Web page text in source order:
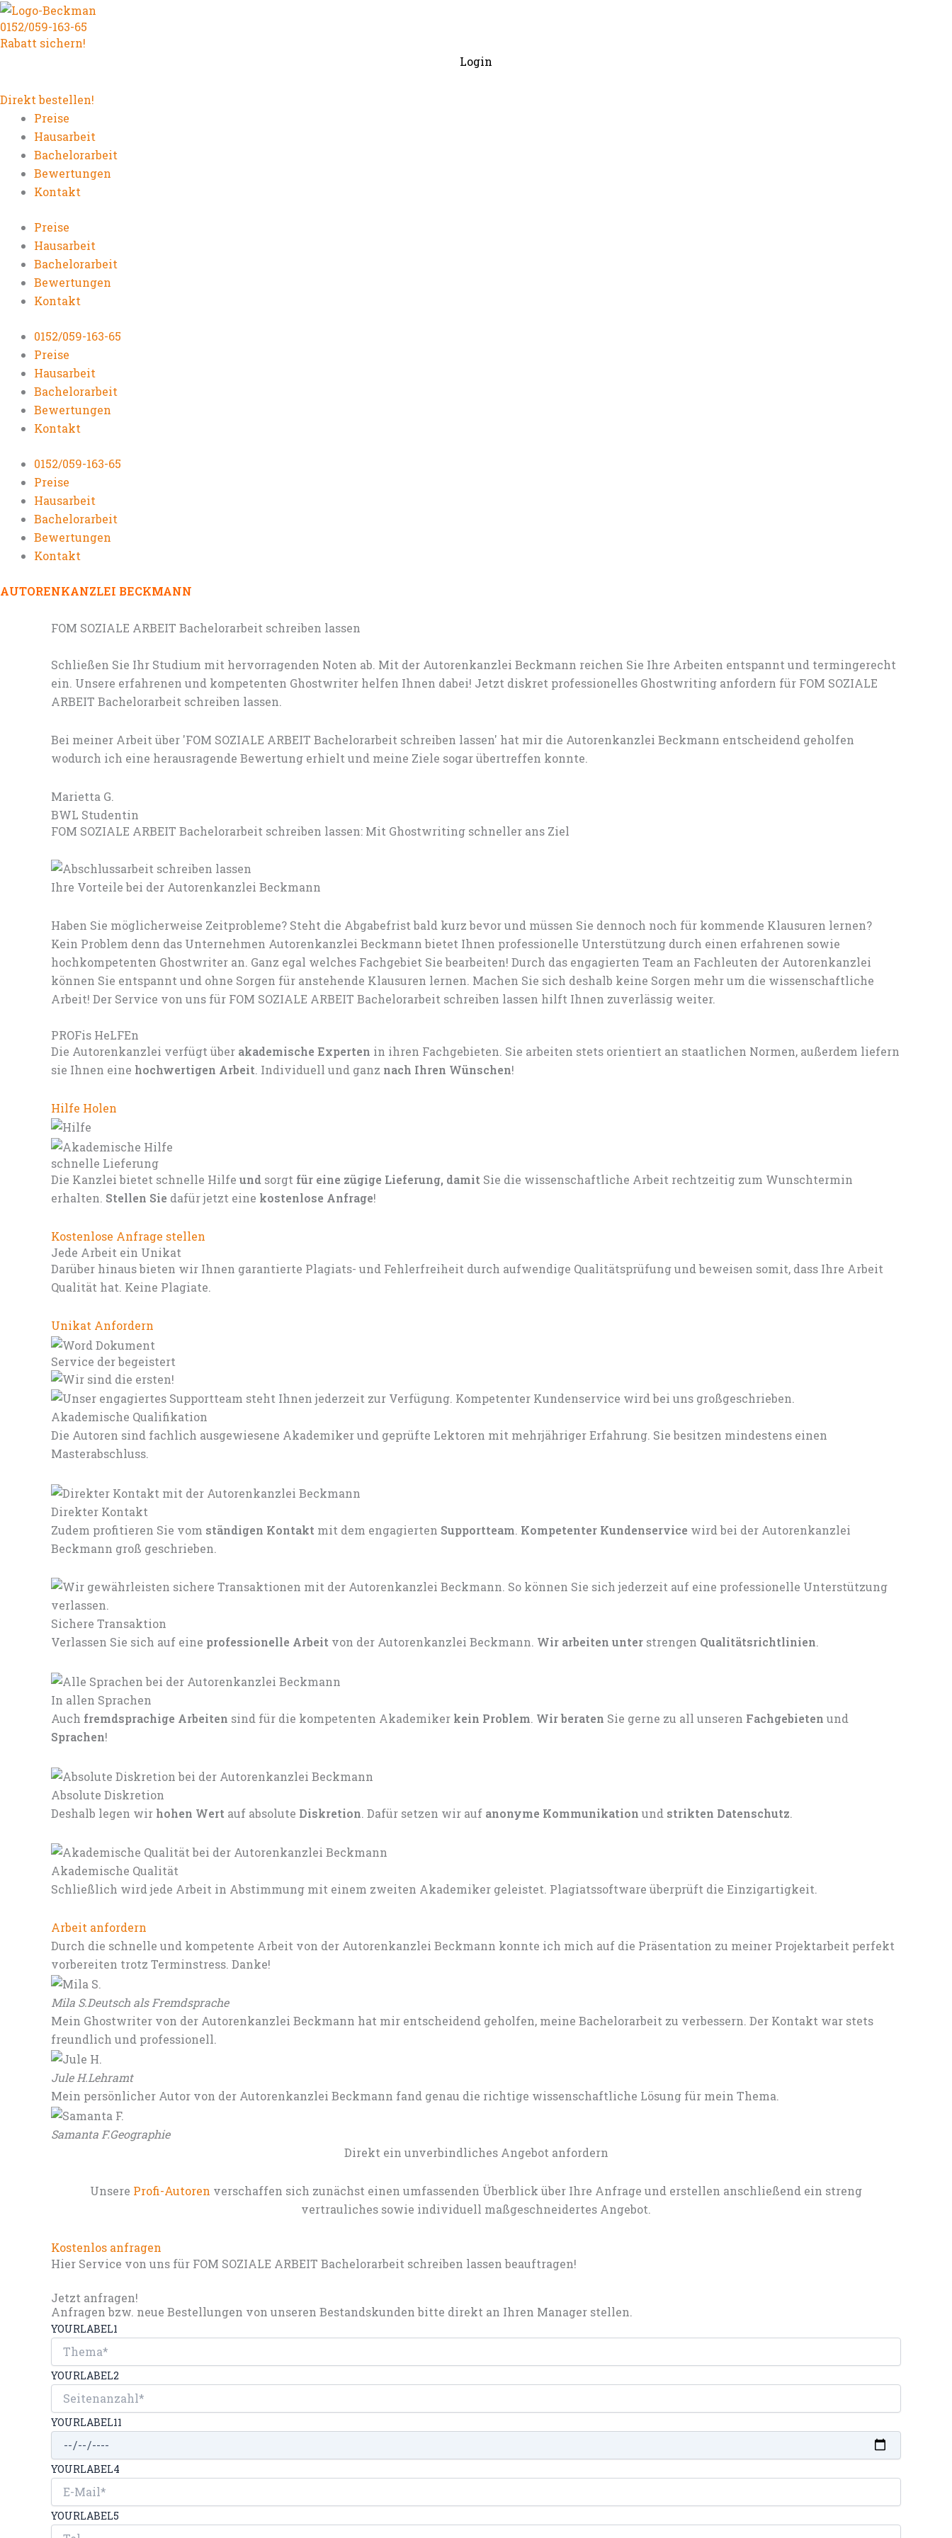
Zum
Inhalt
springen
0152/059-163-65
Rabatt sichern!
Login
Direkt bestellen!
Preise
Hausarbeit
Bachelorarbeit
Bewertungen
Kontakt
Preise
Hausarbeit
Bachelorarbeit
Bewertungen
Kontakt
0152/059-163-65
Preise
Hausarbeit
Bachelorarbeit
Bewertungen
Kontakt
0152/059-163-65
Preise
Hausarbeit
Bachelorarbeit
Bewertungen
Kontakt
AUTORENKANZLEI BECKMANN
FOM SOZIALE ARBEIT Bachelorarbeit schreiben lassen
Schließen Sie Ihr Studium mit hervorragenden Noten ab. Mit der Autorenkanzlei Beckmann reichen Sie Ihre Arbeiten entspannt und termingerecht
ein. Unsere erfahrenen und kompetenten Ghostwriter helfen Ihnen dabei! Jetzt diskret professionelles Ghostwriting anfordern für FOM SOZIALE
ARBEIT Bachelorarbeit schreiben lassen.
Bei meiner Arbeit über 'FOM SOZIALE ARBEIT Bachelorarbeit schreiben lassen' hat mir die Autorenkanzlei Beckmann entscheidend geholfen
wodurch ich eine herausragende Bewertung erhielt und meine Ziele sogar übertreffen konnte.
Marietta G.
BWL Studentin
FOM SOZIALE ARBEIT Bachelorarbeit schreiben lassen: Mit Ghostwriting schneller ans Ziel
Ihre Vorteile bei der Autorenkanzlei Beckmann
Haben Sie möglicherweise Zeitprobleme? Steht die Abgabefrist bald kurz bevor und müssen Sie dennoch noch für kommende Klausuren lernen?
Kein Problem denn das Unternehmen Autorenkanzlei Beckmann bietet Ihnen professionelle Unterstützung durch einen erfahrenen sowie
hochkompetenten Ghostwriter an. Ganz egal welches Fachgebiet Sie bearbeiten! Durch das engagierten Team an Fachleuten der Autorenkanzlei
können Sie entspannt und ohne Sorgen für anstehende Klausuren lernen. Machen Sie sich deshalb keine Sorgen mehr um die wissenschaftliche
Arbeit! Der Service von uns für FOM SOZIALE ARBEIT Bachelorarbeit schreiben lassen hilft Ihnen zuverlässig weiter.
PROFis HeLFEn
Die Autorenkanzlei verfügt über akademische Experten in ihren Fachgebieten. Sie arbeiten stets orientiert an staatlichen Normen, außerdem liefern
sie Ihnen eine hochwertigen Arbeit. Individuell und ganz nach Ihren Wünschen!
Hilfe Holen
schnelle Lieferung
Die Kanzlei bietet schnelle Hilfe und sorgt für eine zügige Lieferung, damit Sie die wissenschaftliche Arbeit rechtzeitig zum Wunschtermin
erhalten. Stellen Sie dafür jetzt eine kostenlose Anfrage!
Kostenlose Anfrage stellen
Jede Arbeit ein Unikat
Darüber hinaus bieten wir Ihnen garantierte Plagiats- und Fehlerfreiheit durch aufwendige Qualitätsprüfung und beweisen somit, dass Ihre Arbeit
Qualität hat. Keine Plagiate.
Unikat Anfordern
Service der begeistert
Akademische Qualifikation
Die Autoren sind fachlich ausgewiesene Akademiker und geprüfte Lektoren mit mehrjähriger Erfahrung. Sie besitzen mindestens einen
Masterabschluss.
Direkter Kontakt
Zudem profitieren Sie vom ständigen Kontakt mit dem engagierten Supportteam. Kompetenter Kundenservice wird bei der Autorenkanzlei
Beckmann groß geschrieben.
Sichere Transaktion
Verlassen Sie sich auf eine professionelle Arbeit von der Autorenkanzlei Beckmann. Wir arbeiten unter strengen Qualitätsrichtlinien.
In allen Sprachen
Auch fremdsprachige Arbeiten sind für die kompetenten Akademiker kein Problem. Wir beraten Sie gerne zu all unseren Fachgebieten und
Sprachen!
Absolute Diskretion
Deshalb legen wir hohen Wert auf absolute Diskretion. Dafür setzen wir auf anonyme Kommunikation und strikten Datenschutz.
Akademische Qualität
Schließlich wird jede Arbeit in Abstimmung mit einem zweiten Akademiker geleistet. Plagiatssoftware überprüft die Einzigartigkeit.
Arbeit anfordern
Durch die schnelle und kompetente Arbeit von der Autorenkanzlei Beckmann konnte ich mich auf die Präsentation zu meiner Projektarbeit perfekt
vorbereiten trotz Terminstress. Danke!
Mila S.Deutsch als Fremdsprache
Mein Ghostwriter von der Autorenkanzlei Beckmann hat mir entscheidend geholfen, meine Bachelorarbeit zu verbessern. Der Kontakt war stets
freundlich und professionell.
Jule H.Lehramt
Mein persönlicher Autor von der Autorenkanzlei Beckmann fand genau die richtige wissenschaftliche Lösung für mein Thema.
Samanta F.Geographie
Direkt ein unverbindliches Angebot anfordern
Unsere Profi-Autoren verschaffen sich zunächst einen umfassenden Überblick über Ihre Anfrage und erstellen anschließend ein streng
vertrauliches sowie individuell maßgeschneidertes Angebot.
Kostenlos anfragen
Hier Service von uns für FOM SOZIALE ARBEIT Bachelorarbeit schreiben lassen beauftragen!
Jetzt anfragen!
Anfragen bzw. neue Bestellungen von unseren Bestandskunden bitte direkt an Ihren Manager stellen.
YOURLABEL1
YOURLABEL2
YOURLABEL11
YOURLABEL4
YOURLABEL5